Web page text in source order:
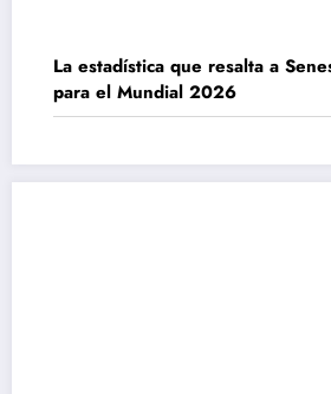
La estadística que resalta a
para el Mundial 2026